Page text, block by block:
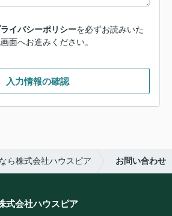
イバシーポリシーを必ずお読みいた
面へお進みください。
入力情報の確認
ら株式会社ハウスピア お問い合わせ
式会社ハウスピア